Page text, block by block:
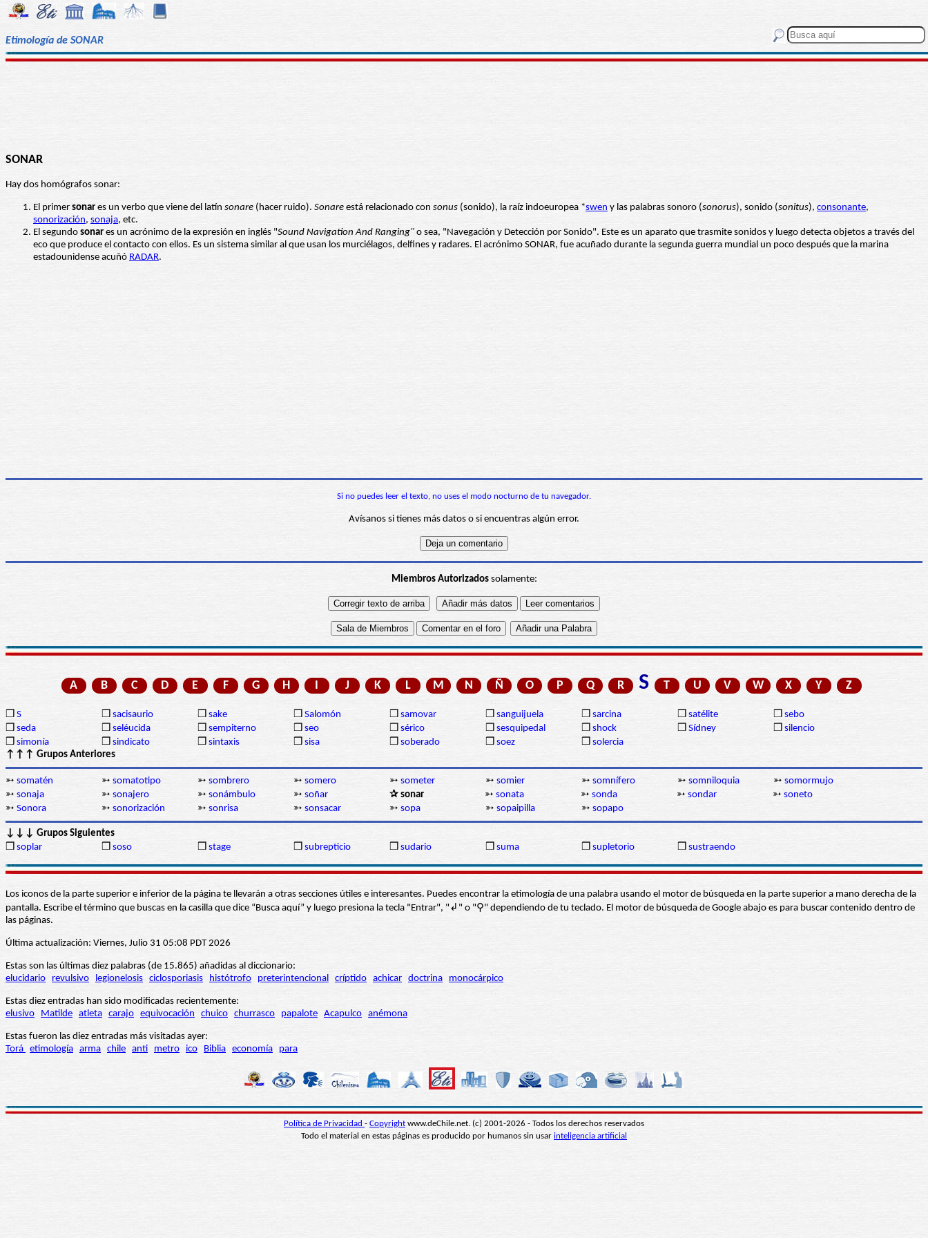
Etimología de SONAR
SONAR
Hay dos homógrafos sonar:
El primer sonar es un verbo que viene del latín sonare (hacer ruido). Sonare está relacionado con sonus (sonido), la raíz indoeuropea *swen y las palabras sonoro (sonorus), sonido (sonitus), consonante,
sonorización, sonaja, etc.
El segundo sonar es un acrónimo de la expresión en inglés "Sound Navigation And Ranging" o sea, "Navegación y Detección por Sonido". Este es un aparato que trasmite sonidos y luego detecta objetos a través del
eco que produce el contacto con ellos. Es un sistema similar al que usan los murciélagos, delfines y radares. El acrónimo SONAR, fue acuñado durante la segunda guerra mundial un poco después que la marina
estadounidense acuñó RADAR.
Si no puedes leer el texto, no uses el modo nocturno de tu navegador.
Avísanos si tienes más datos o si encuentras algún error.
Miembros Autorizadossolamente:
A B C D E F G H I J K L M N Ñ O P Q R S T U V W X Y Z
❒ S ❒ sacisaurio ❒ sake ❒ Salomón ❒ samovar ❒ sanguijuela ❒ sarcina ❒ satélite ❒ sebo
❒ seda ❒ seléucida ❒ sempiterno ❒ seo ❒ sérico ❒ sesquipedal ❒ shock ❒ Sídney ❒ silencio
❒ simonía ❒ sindicato ❒ sintaxis ❒ sisa ❒ soberado ❒ soez ❒ solercia
↑↑↑ Grupos Anteriores
➳ somatén ➳ somatotipo ➳ sombrero ➳ somero ➳ someter ➳ somier ➳ somnífero ➳ somniloquia ➳ somormujo
➳ sonaja ➳ sonajero ➳ sonámbulo ➳ soñar ✰ sonar ➳ sonata ➳ sonda ➳ sondar ➳ soneto
➳ Sonora ➳ sonorización ➳ sonrisa ➳ sonsacar ➳ sopa ➳ sopaipilla ➳ sopapo
↓↓↓ Grupos Siguientes
❒ soplar ❒ soso ❒ stage ❒ subrepticio ❒ sudario ❒ suma ❒ supletorio ❒ sustraendo
Los iconos de la parte superior e inferior de la página te llevarán a otras secciones útiles e interesantes. Puedes encontrar la etimología de una palabra usando el motor de búsqueda en la parte superior a mano derecha de la
pantalla. Escribe el término que buscas en la casilla que dice “Busca aquí” y luego presiona la tecla "Entrar", "↲" o "⚲" dependiendo de tu teclado. El motor de búsqueda de Google abajo es para buscar contenido dentro de
las páginas.
Última actualización: Viernes, Julio 31 05:08 PDT 2026
Estas son las últimas diez palabras (de 15.865) añadidas al diccionario:
elucidario
revulsivo legionelosis ciclosporiasis histótrofo preterintencional críptido achicar doctrina monocárpico
Estas diez entradas han sido modificadas recientemente:
elusivo
Matilde atleta carajo equivocación chuico churrasco papalote Acapulco anémona
Estas fueron las diez entradas más visitadas ayer:
Torá etimología arma chile anti metro ico Biblia economía para
Política de Privacidad - Copyright www.deChile.net. (c) 2001-2026 - Todos los derechos reservados
Todo el material en estas páginas es producido por humanos sin usar inteligencia artificial